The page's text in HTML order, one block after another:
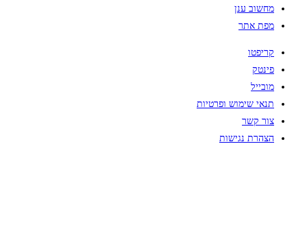
מחשוב ענן
מפת אתר
קריפטו
פינטק
מובייל
תנאי שימוש ופרטיות
צור קשר
הצהרת נגישות